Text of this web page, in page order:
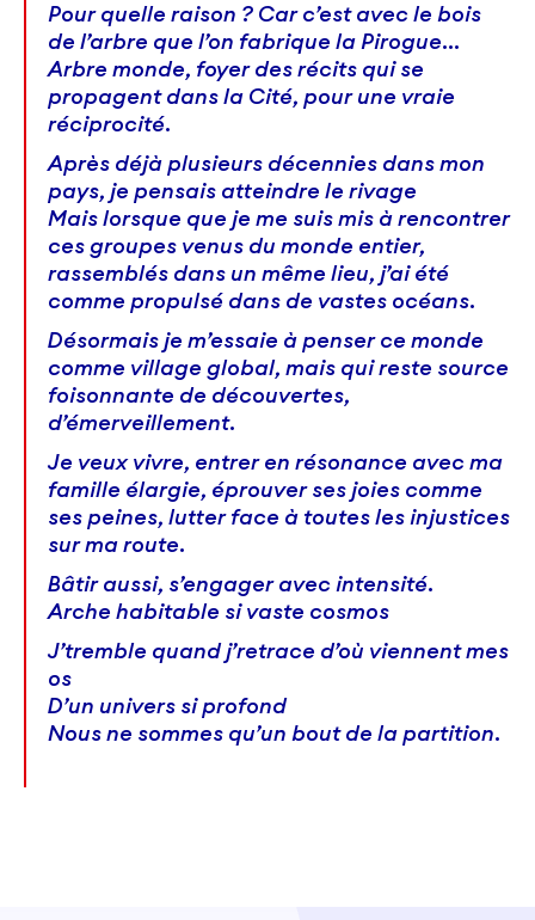
Pour quelle raison ? Car c’est avec le bois
de l’arbre que l’on fabrique la Pirogue…
Arbre monde, foyer des récits qui se
propagent dans la Cité, pour une vraie
réciprocité.
Après déjà plusieurs décennies dans mon
pays, je pensais atteindre le rivage
Mais lorsque que je me suis mis à rencontrer
ces groupes venus du monde entier,
rassemblés dans un même lieu, j’ai été
comme propulsé dans de vastes océans.
Désormais je m’essaie à penser ce monde
comme village global, mais qui reste source
foisonnante de découvertes,
d’émerveillement.
Je veux vivre, entrer en résonance avec ma
famille élargie, éprouver ses joies comme
ses peines, lutter face à toutes les injustices
sur ma route.
Bâtir aussi, s’engager avec intensité.
Arche habitable si vaste cosmos
J’tremble quand j’retrace d’où viennent mes
os
D’un univers si profond
Nous ne sommes qu’un bout de la partition.